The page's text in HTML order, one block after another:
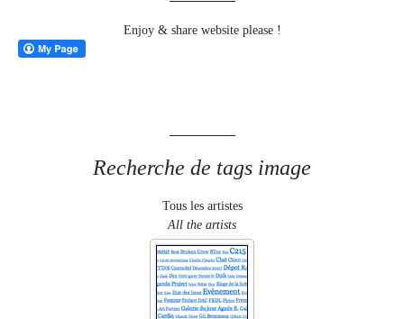
Enjoy & share website please !
Recherche de tags image
Tous les artistes
All the artists